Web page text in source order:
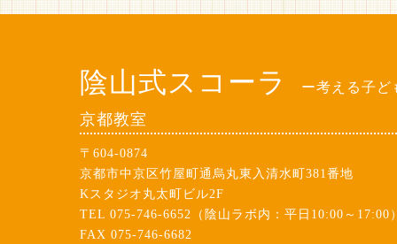
陰山式スコーラ ー考える子ど
京都教室
〒604-0874
京都市中京区竹屋町通烏丸東入清水町381番地
Kスタジオ丸太町ビル2F
TEL 075-746-6652（陰山ラボ内：平日10:00～17:00
FAX 075-746-6682